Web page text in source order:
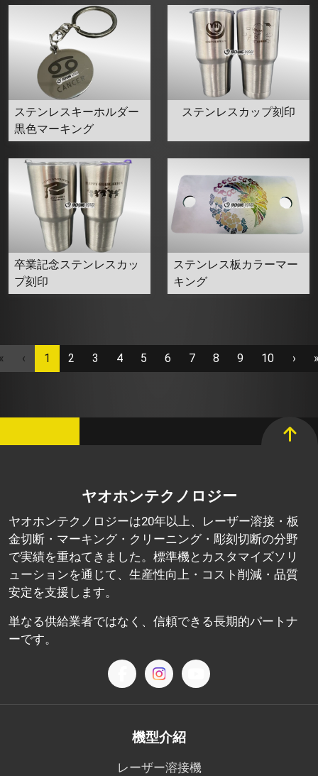
ステンレスキーホルダー
黒色マーキング
ステンレスカップ刻印
卒業記念ステンレスカッ
プ刻印
ステンレス板カラーマー
キング
‹ 1 2 3 4 5 6 7 8 9 10 ›
ヤオホンテクノロジー
ヤオホンテクノロジーは20年以上、レーザー溶接・板
金切断・マーキング・クリーニング・彫刻切断の分野
で実績を重ねてきました。標準機とカスタマイズソリ
ューションを通じて、生産性向上・コスト削減・品質
安定を支援します。
単なる供給業者ではなく、信頼できる長期的パートナ
ーです。
機型介紹
レーザー溶接機